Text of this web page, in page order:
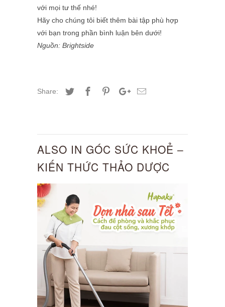
với mọi tư thế nhé!
Hãy cho chúng tôi biết thêm bài tập phù hợp
với bạn trong phần bình luận bên dưới!
Nguồn: Brightside
Share:
ALSO IN GÓC SỨC KHOẺ –
KIẾN THỨC THẢO DƯỢC